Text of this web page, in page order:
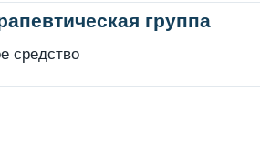
группа
средство